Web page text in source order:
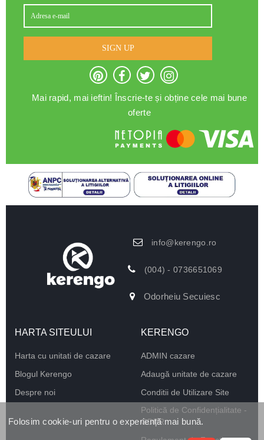
SIGN UP
Mai rapid, mai ieftin! Înscrie-te și obține cele mai bune
oferte
info@kerengo.ro
(004) - 0736651069
Odorheiu Secuiesc
HARTA SITEULUI
Harta cu unitati de cazare
Blogul Kerengo
Despre noi
KERENGO
ADMIN cazare
Adaugă unitate de cazare
Conditii de Utilizare Site
Politică de Confidențialitate -
GDPR
Folosim cookie-uri pentru o experiență mai bună.